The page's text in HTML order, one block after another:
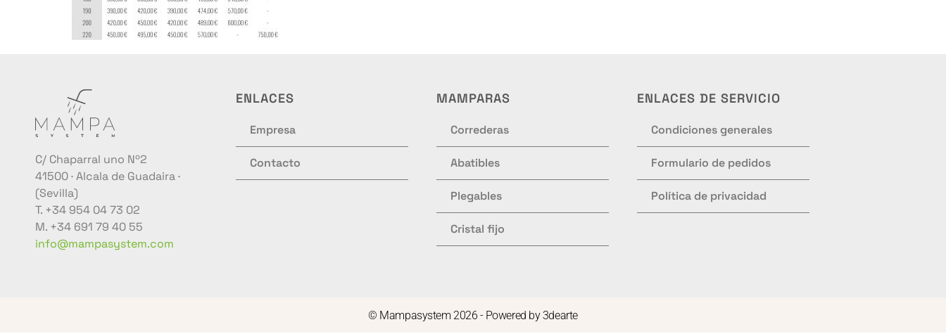
C/ Chaparral uno Nº2
41500 · Alcala de Guadaira ·
(Sevilla)
T. +34 954 04 73 02
M. +34 691 79 40 55
info@mampasystem.com
ENLACES
Empresa
Contacto
MAMPARAS
Correderas
Abatibles
Plegables
Cristal fijo
ENLACES DE SERVICIO
Condiciones generales
Formulario de pedidos
Política de privacidad
© Mampasystem 2026 - Powered by3dearte